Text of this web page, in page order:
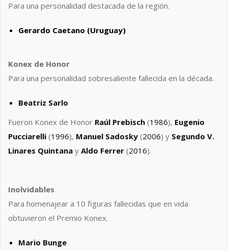
Para una personalidad destacada de la región.
Gerardo Caetano (Uruguay)
Konex de Honor
Para una personalidad sobresaliente fallecida en la década.
Beatriz Sarlo
Fueron Konex de Honor Raúl Prebisch (1986), Eugenio
Pucciarelli (1996), Manuel Sadosky (2006) y Segundo V.
Linares Quintana y Aldo Ferrer (2016).
Inolvidables
Para homenajear a 10 figuras fallecidas que en vida
obtuvieron el Premio Konex.
Mario Bunge